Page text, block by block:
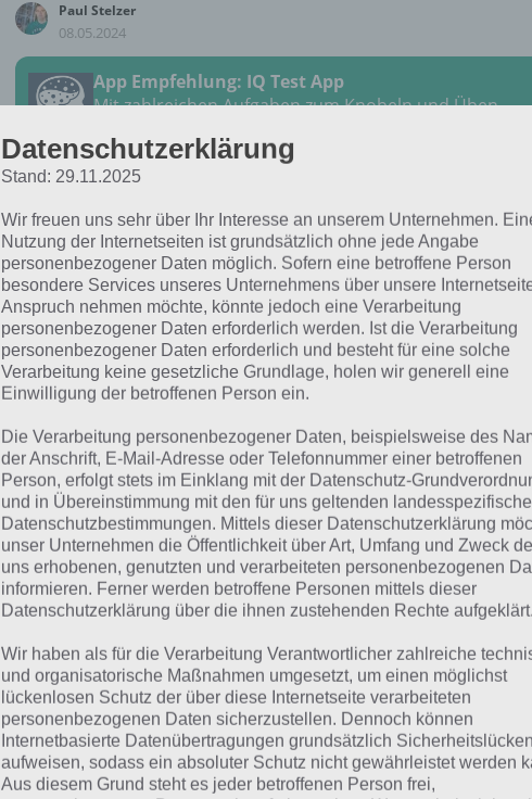
Paul Stelzer
08.05.2024
App Empfehlung: IQ Test App
Mit zahlreichen Aufgaben zum Knobeln und Üben
Rätsel vom 11.5.2024
Märchenwelt im Mai 2024 in 4 Bilder 1 Wort. Wenn du dort
die Lösung für dich:
SCHUH
Bei dieser Lösung handelt es sich um das tägliche Bonus
wir noch die Links beispielsweise zum täglichen Rätsel und
Tägliches Rätsel:Zur Lösung vom 11.5.2024
Rätsel aus dem Jahr 2023:Schau mal, was vor einem Jahr,
gesucht war
Zur Übersicht:4 Bilder 1 Wort Lösungen zu Zauberhafte
Datenschutzerklärung
Stand: 29.11.2025
Wir freuen uns sehr über Ihr Interesse an unserem Unternehmen.
Nutzung der Internetseiten ist grundsätzlich ohne jede Angabe
personenbezogener Daten möglich. Sofern eine betroffene Person
besondere Services unseres Unternehmens über unsere
Anspruch nehmen möchte, könnte jedoch eine Verarbeitung
personenbezogener Daten erforderlich werden. Ist die Verarbeitung
personenbezogener Daten erforderlich und besteht für eine solche
Verarbeitung keine gesetzliche Grundlage, holen wir generell eine
Einwilligung der betroffenen Person ein.
Die Verarbeitung personenbezogener Daten, beispielsweise des
der Anschrift, E-Mail-Adresse oder Telefonnummer einer betroffenen
Person, erfolgt stets im Einklang mit der Datenschutz-
und in Übereinstimmung mit den für uns geltenden
Datenschutzbestimmungen. Mittels dieser Datenschutzerklärung
unser Unternehmen die Öffentlichkeit über Art, Umfang und Zweck
uns erhobenen, genutzten und verarbeiteten personenbezogenen
informieren. Ferner werden betroffene Personen mittels dieser
Datenschutzerklärung über die ihnen zustehenden Rechte aufgeklärt.
Wir haben als für die Verarbeitung Verantwortlicher zahlreiche
und organisatorische Maßnahmen umgesetzt, um einen möglichst
lückenlosen Schutz der über diese Internetseite verarbeiteten
personenbezogenen Daten sicherzustellen. Dennoch können
Internetbasierte Datenübertragungen grundsätzlich Sicherheitslücken
aufweisen, sodass ein absoluter Schutz nicht gewährleistet werden
Aus diesem Grund steht es jeder betroffenen Person frei,